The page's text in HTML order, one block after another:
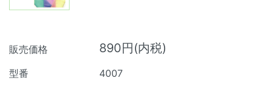
販売価格 890円(内税)
型番 4007